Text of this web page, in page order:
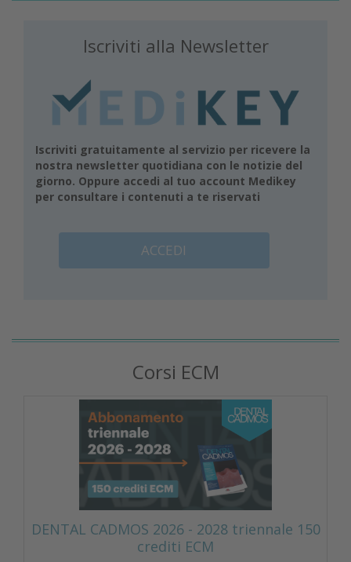
Iscriviti alla Newsletter
Iscriviti gratuitamente al servizio per ricevere la
nostra newsletter quotidiana con le notizie del
giorno. Oppure accedi al tuo account Medikey
per consultare i contenuti a te riservati
ACCEDI
Corsi ECM
DENTAL CADMOS 2026 - 2028 triennale 150
crediti ECM